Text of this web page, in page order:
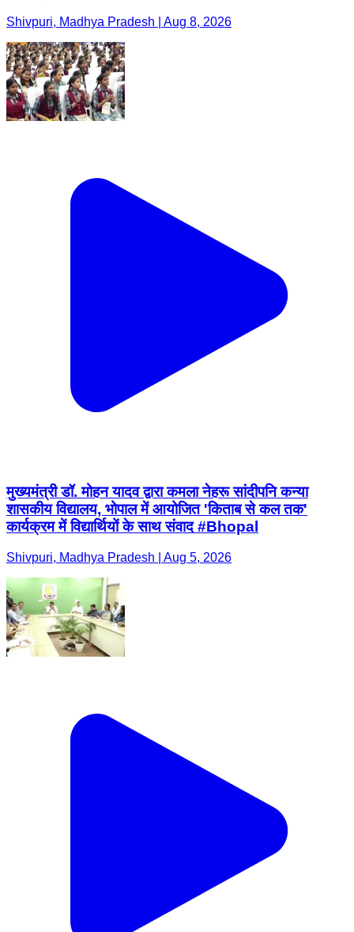
Shivpuri, Madhya Pradesh | Aug 8, 2026
मुख्यमंत्री डॉ. मोहन यादव द्वारा कमला नेहरू सांदीपनि कन्या
शासकीय विद्यालय, भोपाल में आयोजित 'किताब से कल तक'
कार्यक्रम में विद्यार्थियों के साथ संवाद #Bhopal
Shivpuri, Madhya Pradesh | Aug 5, 2026